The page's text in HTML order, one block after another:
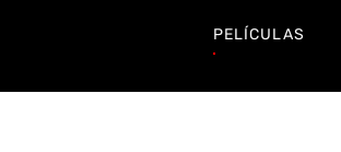
PELÍCULAS